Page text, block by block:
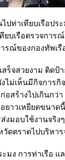
ปท่าเทียบเรือประ
ยบเรือตรวจการ
รณ์ของกองทัพเรือ
ร็จสวยงาม ติดป้า
ไม่เห็นมีกิจการกิ
อสร้างไปเกินกว่า
อยาวเหยียดขนา
งมอบใช้งานจริง
ดตราดไปบริหา
มง การท่าเรือ แ